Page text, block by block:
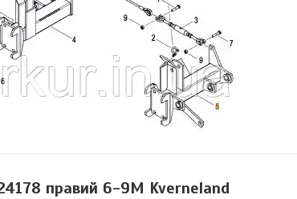
правий 6-9M Kverneland